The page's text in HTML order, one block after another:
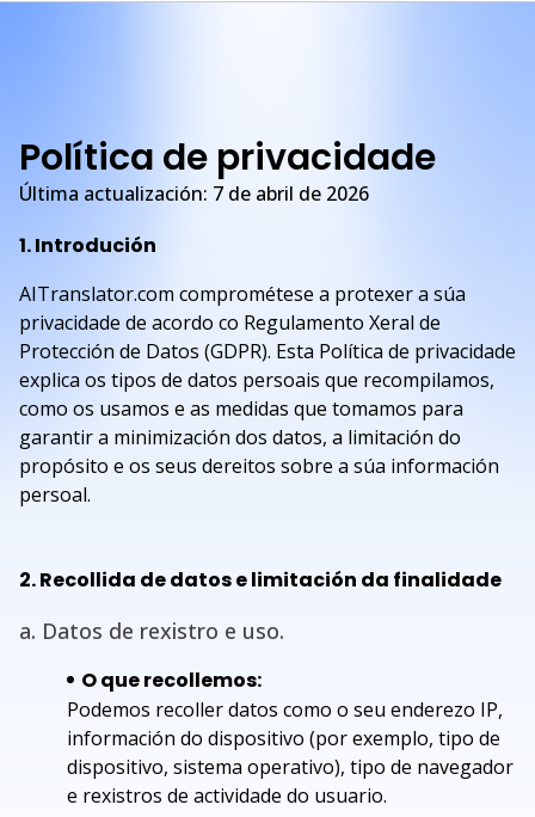
Política de privacidade
Última actualización: 7 de abril de 2026
1. Introdución
AITranslator.com comprométese a protexer a súa
privacidade de acordo co Regulamento Xeral de
Protección de Datos (GDPR). Esta Política de privacidade
explica os tipos de datos persoais que recompilamos,
como os usamos e as medidas que tomamos para
garantir a minimización dos datos, a limitación do
propósito e os seus dereitos sobre a súa información
persoal.
2. Recollida de datos e limitación da finalidade
a. Datos de rexistro e uso.
O que recollemos:
Podemos recoller datos como o seu enderezo IP,
información do dispositivo (por exemplo, tipo de
dispositivo, sistema operativo), tipo de navegador
e rexistros de actividade do usuario.